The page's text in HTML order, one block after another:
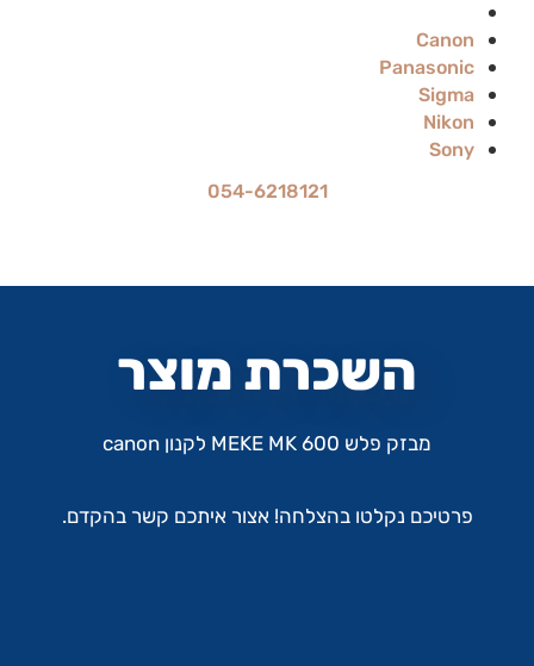
Canon
Panasonic
Sigma
Nikon
Sony
054-6218121
השכרת מוצר
מבזק פלש MEKE MK 600 לקנון canon
פרטיכם נקלטו בהצלחה! אצור איתכם קשר בהקדם.